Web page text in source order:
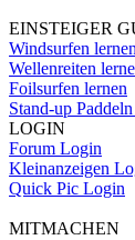
EINSTEIGER
Windsurfen
Wellenreiten
Foilsurfen lernen
Stand-up
LOGIN
Forum Login
Kleinanzeigen
Quick Pic Login
MITMACHEN